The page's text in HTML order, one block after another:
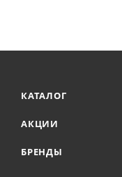
КАТАЛОГ
АКЦИИ
БРЕНДЫ